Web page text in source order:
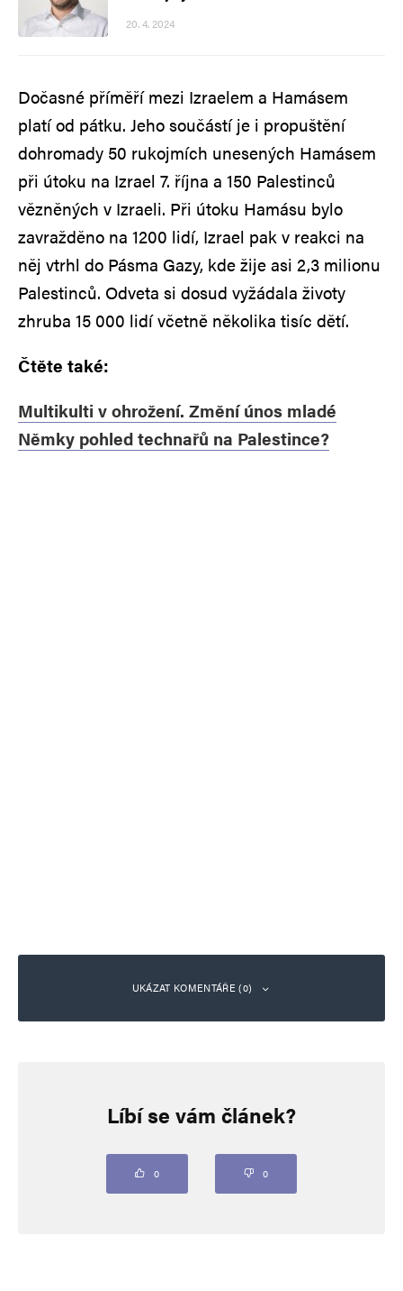
20. 4. 2024
Dočasné příměří mezi Izraelem a Hamásem
platí od pátku. Jeho součástí je i propuštění
dohromady 50 rukojmích unesených Hamásem
při útoku na Izrael 7. října a 150 Palestinců
vězněných v Izraeli. Při útoku Hamásu bylo
zavražděno na 1200 lidí, Izrael pak v reakci na
něj vtrhl do Pásma Gazy, kde žije asi 2,3 milionu
Palestinců. Odveta si dosud vyžádala životy
zhruba 15 000 lidí včetně několika tisíc dětí.
Čtěte také:
Multikulti v ohrožení. Změní únos mladé
Němky pohled technařů na Palestince?
UKÁZAT KOMENTÁŘE (0)
Vaše e-mailová adresa nebude zveřejněna. Vyžadované informace jsou
Líbí se vám článek?
0 0